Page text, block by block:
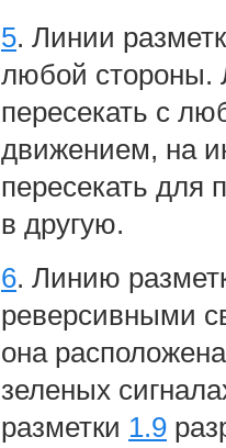
5. Линии
любой стороны.
пересекать с
движением, на
пересекать для
в другую.
6. Линию
реверсивными
она
зеленых
разметки 1.9